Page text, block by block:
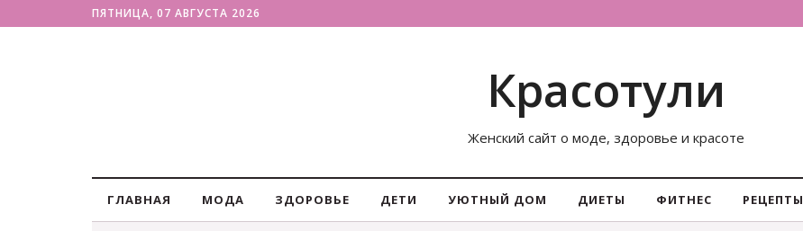
ПЯТНИЦА, 07 АВГУСТА 2026
Красотули
Женский сайт о моде, здоровье и красоте
ГЛАВНАЯ МОДА ЗДОРОВЬЕ ДЕТИ УЮТНЫЙ ДОМ ДИЕТЫ ФИТНЕС РЕЦЕПТЫ